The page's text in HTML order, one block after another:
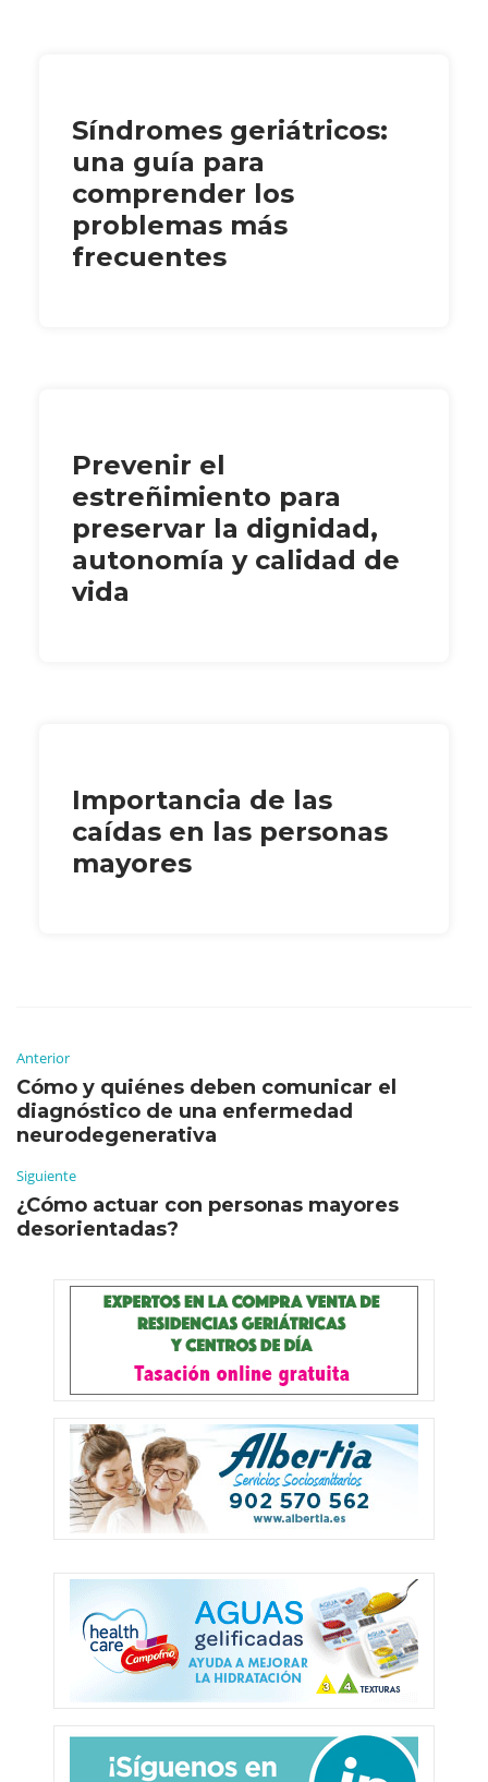
Síndromes geriátricos:
una guía para
comprender los
problemas más
frecuentes
Prevenir el
estreñimiento para
preservar la dignidad,
autonomía y calidad de
vida
Importancia de las
caídas en las personas
mayores
Anterior
Cómo y quiénes deben comunicar el
diagnóstico de una enfermedad
neurodegenerativa
Siguiente
¿Cómo actuar con personas mayores
desorientadas?